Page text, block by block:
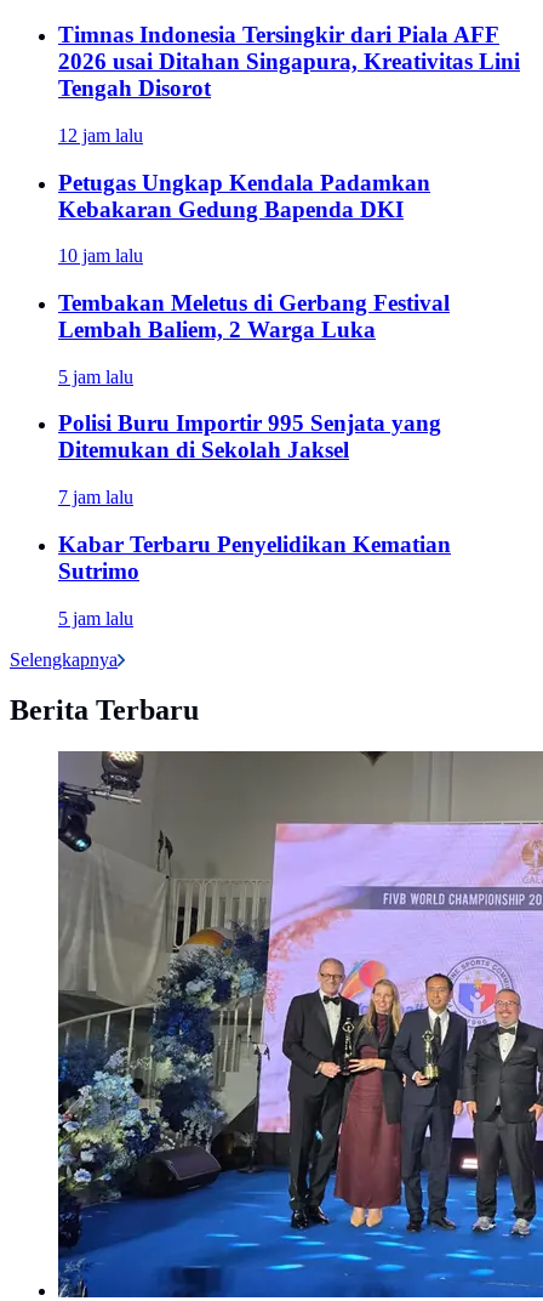
Timnas Indonesia Tersingkir dari Piala AFF
2026 usai Ditahan Singapura, Kreativitas Lini
Tengah Disorot
12 jam lalu
Petugas Ungkap Kendala Padamkan
Kebakaran Gedung Bapenda DKI
10 jam lalu
Tembakan Meletus di Gerbang Festival
Lembah Baliem, 2 Warga Luka
5 jam lalu
Polisi Buru Importir 995 Senjata yang
Ditemukan di Sekolah Jaksel
7 jam lalu
Kabar Terbaru Penyelidikan Kematian
Sutrimo
5 jam lalu
Selengkapnya
Berita Terbaru